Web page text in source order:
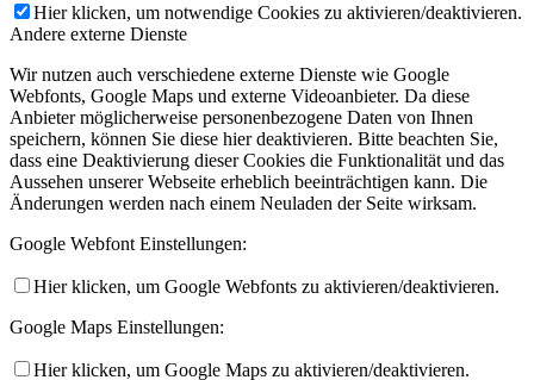
Hier klicken, um notwendige Cookies zu aktivieren/deaktivieren.
Andere externe Dienste
Wir nutzen auch verschiedene externe Dienste wie Google
Webfonts, Google Maps und externe Videoanbieter. Da diese
Anbieter möglicherweise personenbezogene Daten von Ihnen
speichern, können Sie diese hier deaktivieren. Bitte beachten Sie,
dass eine Deaktivierung dieser Cookies die Funktionalität und das
Aussehen unserer Webseite erheblich beeinträchtigen kann. Die
Änderungen werden nach einem Neuladen der Seite wirksam.
Google Webfont Einstellungen:
Hier klicken, um Google Webfonts zu aktivieren/deaktivieren.
Google Maps Einstellungen:
Hier klicken, um Google Maps zu aktivieren/deaktivieren.